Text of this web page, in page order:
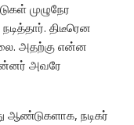
முழுநேர
திடீரென
அதற்கு என்ன
அவரே
ஆண்டுகளாக, நடிகர்